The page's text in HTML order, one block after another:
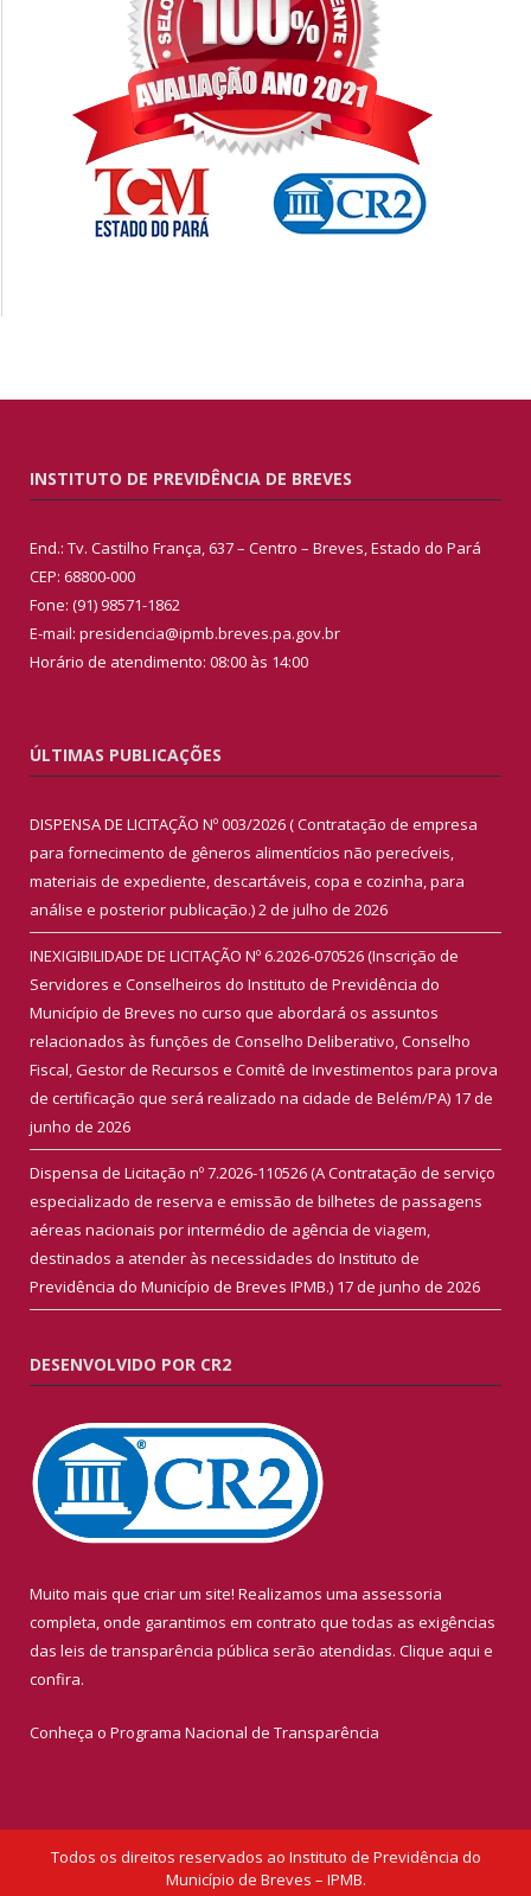
INSTITUTO DE PREVIDÊNCIA DE BREVES
End.: Tv. Castilho França, 637 – Centro – Breves, Estado do Pará
CEP: 68800-000
Fone: (91) 98571-1862
E-mail: presidencia@ipmb.breves.pa.gov.br
Horário de atendimento: 08:00 às 14:00
ÚLTIMAS PUBLICAÇÕES
DISPENSA DE LICITAÇÃO Nº 003/2026 ( Contratação de empresa
para fornecimento de gêneros alimentícios não perecíveis,
materiais de expediente, descartáveis, copa e cozinha, para
análise e posterior publicação.)2 de julho de 2026
INEXIGIBILIDADE DE LICITAÇÃO Nº 6.2026-070526 (Inscrição de
Servidores e Conselheiros do Instituto de Previdência do
Município de Breves no curso que abordará os assuntos
relacionados às funções de Conselho Deliberativo, Conselho
Fiscal, Gestor de Recursos e Comitê de Investimentos para prova
de certificação que será realizado na cidade de Belém/PA) 17 de
junho de 2026
Dispensa de Licitação nº 7.2026-110526 (A Contratação de serviço
especializado de reserva e emissão de bilhetes de passagens
aéreas nacionais por intermédio de agência de viagem,
destinados a atender às necessidades do Instituto de
Previdência do Município de Breves IPMB.) 17 de junho de 2026
DESENVOLVIDO POR CR2
Muito mais que criar um site! Realizamos uma assessoria
completa, onde garantimos em contrato que todas as exigências
das leis de transparência pública serão atendidas. Clique aqui e
confira.
Conheça o Programa Nacional de Transparência
Todos os direitos reservados ao Instituto de Previdência do
Município de Breves – IPMB.